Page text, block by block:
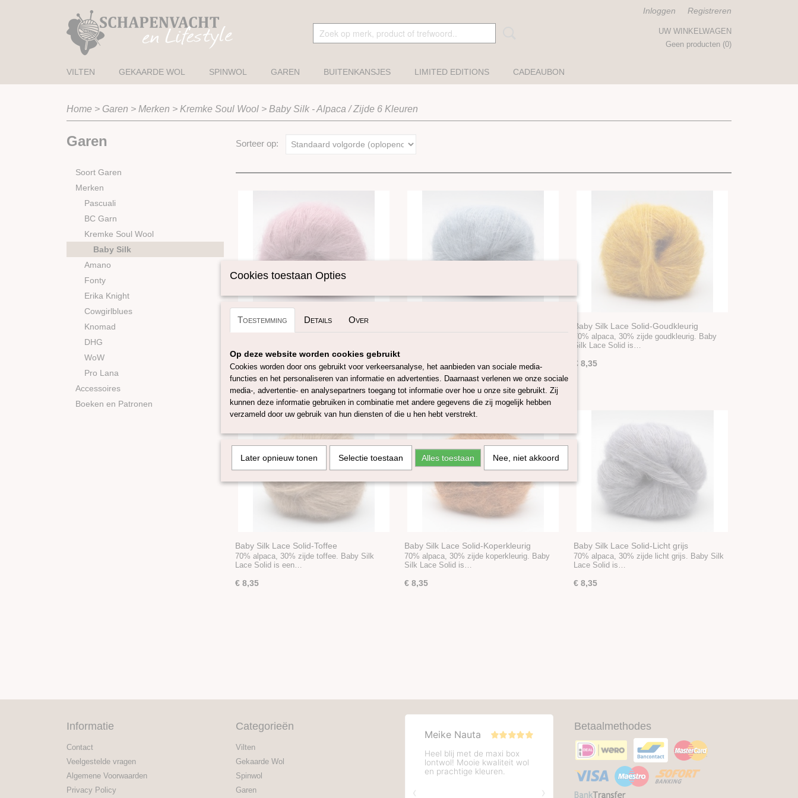
Inloggen Registreren
UW WINKELWAGEN
Geen producten (0)
VILTEN GEKAARDE WOL SPINWOL GAREN BUITENKANSJES LIMITED EDITIONS CADEAUBON
Home > Garen > Merken > Kremke Soul Wool > Baby Silk - Alpaca / Zijde 6 Kleuren
Garen
Soort Garen
Merken
Pascuali
BC Garn
Kremke Soul Wool
Baby Silk
Amano
Fonty
Erika Knight
Cowgirlblues
Knomad
DHG
WoW
Pro Lana
Accessoires
Boeken en Patronen
Sorteer op:
Baby Silk Lace Solid-Baby roze
€ 8,35 € 8,35
Baby Silk Lace Solid-Goudkleurig
70% alpaca, 30% zijde goudkleurig. Baby
Silk Lace Solid is…
€ 8,35
Baby Silk Lace Solid-Toffee
70% alpaca, 30% zijde toffee. Baby Silk
Lace Solid is een…
€ 8,35
Baby Silk Lace Solid-Koperkleurig
70% alpaca, 30% zijde koperkleurig. Baby
Silk Lace Solid is…
€ 8,35
Baby Silk Lace Solid-Licht grijs
70% alpaca, 30% zijde licht grijs. Baby Silk
Lace Solid is…
€ 8,35
Informatie
Contact
Veelgestelde vragen
Algemene Voorwaarden
Privacy Policy
Categorieën
Vilten
Gekaarde Wol
Spinwol
Garen
Betaalmethodes
Cookies toestaan Opties
Toestemming Details Over
Op deze website worden cookies gebruikt
Cookies worden door ons gebruikt voor verkeersanalyse, het aanbieden van sociale media-
functies en het personaliseren van informatie en advertenties. Daarnaast verlenen we onze sociale
media-, advertentie- en analysepartners toegang tot informatie over hoe u onze site gebruikt. Zij
kunnen deze informatie gebruiken in combinatie met andere gegevens die zij mogelijk hebben
verzameld door uw gebruik van hun diensten of die u hen hebt verstrekt.
Later opnieuw tonen Selectie toestaan Alles toestaan Nee, niet akkoord